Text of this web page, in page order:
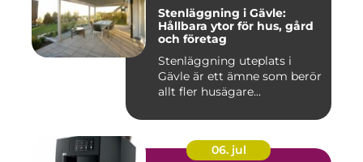
Stenläggning i Gävle:
Hållbara ytor för hus, gård
och företag
Stenläggning uteplats i
Gävle är ett ämne som berör
allt fler husägare...
06. jul